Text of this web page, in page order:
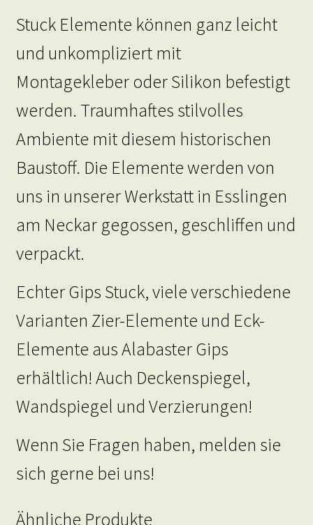
Stuck Elemente können ganz leicht
und unkompliziert mit
Montagekleber oder Silikon befestigt
werden. Traumhaftes stilvolles
Ambiente mit diesem historischen
Baustoff. Die Elemente werden von
uns in unserer Werkstatt in Esslingen
am Neckar gegossen, geschliffen und
verpackt.
Echter Gips Stuck, viele verschiedene
Varianten Zier-Elemente und Eck-
Elemente aus Alabaster Gips
erhältlich! Auch Deckenspiegel,
Wandspiegel und Verzierungen!
Wenn Sie Fragen haben, melden sie
sich gerne bei uns!
Ähnliche Produkte